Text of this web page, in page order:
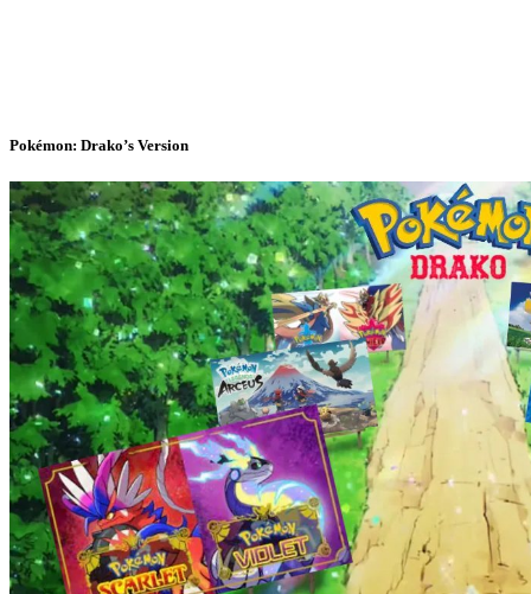
Pokémon: Drako’s Version